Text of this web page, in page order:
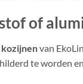
of
van
te worden